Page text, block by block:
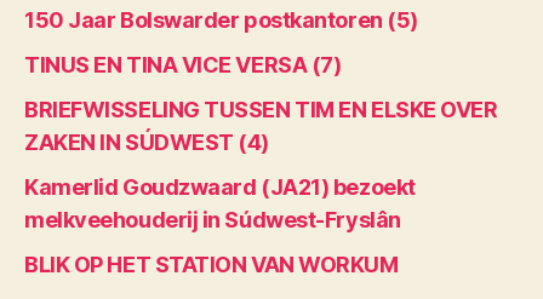
150 Jaar Bolswarder postkantoren (5)
TINUS EN TINA VICE VERSA (7)
BRIEFWISSELING TUSSEN TIM EN ELSKE OVER
ZAKEN IN SÚDWEST (4)
Kamerlid Goudzwaard (JA21) bezoekt
melkveehouderij in Súdwest-Fryslân
BLIK OP HET STATION VAN WORKUM